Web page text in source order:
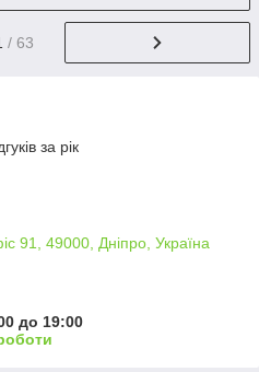
/ 63
за рік
91, 49000, Дніпро, Україна
до 19:00